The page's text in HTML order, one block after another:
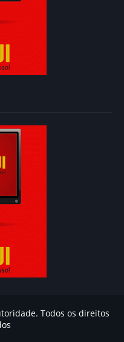
Todos os direitos